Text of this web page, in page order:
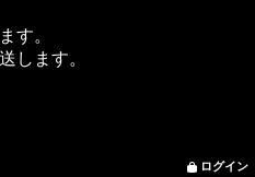
す。
します。
ログイン